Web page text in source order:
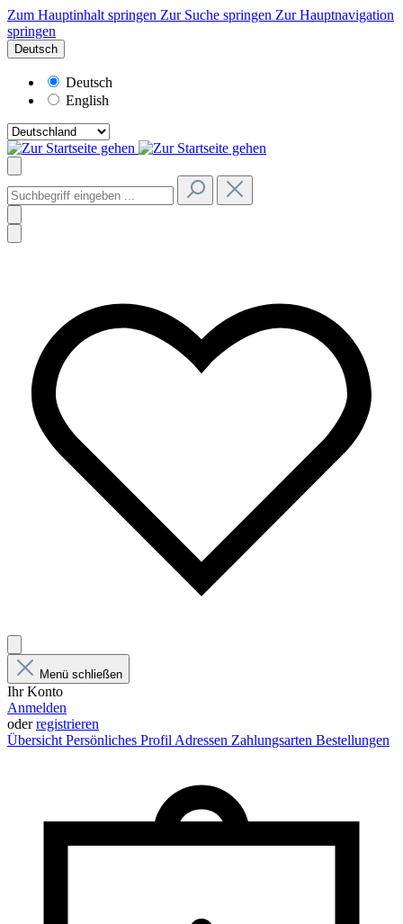
Zum Hauptinhalt springen Zur Suche springen Zur Hauptnavigation
springen
Deutsch
Deutsch
English
Menü schließen
Ihr Konto
Anmelden
oderregistrieren
Übersicht Persönliches Profil Adressen Zahlungsarten Bestellungen